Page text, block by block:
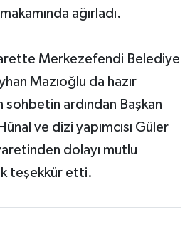
ağırladı.
Merkezefendi Belediye
Mazıoğlu da hazır
sohbetin ardından Başkan
ve dizi yapımcısı Güler
dolayı mutlu
teşekkür etti.